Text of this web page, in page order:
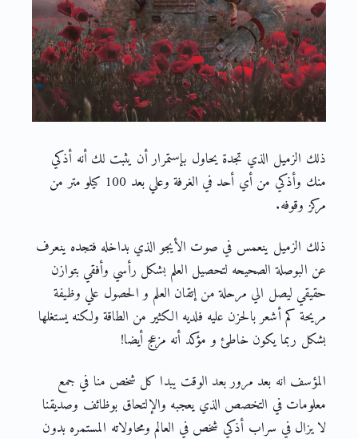
ذلك الزميل الذي تجدة يحاول بإستمرار أن يثبت لك أنه أذكي
منك وأذكي من أي أحد في الغرفة وعلي بعد 100 كيلو متر من
مركز وقوفه.
ذلك الزميل ينعمس في صوت الأيجو الذي بداخله فتجده ينعرف
عن البوصلة الصحيحه لتحصيل العلم بشكل رأسي وأفقي بتوازن
حقيقي ليصل الي مرحلة من إتقان العلم و الحصول علي وظيفة
مريحة كم أشعر بالحزن عليه فلديه الكثير من الطاقة ولكنه يستغلها
بشكل ربما يكون خاطئ و مؤكد أنه مزعج أيضا!
المؤسف انه بعد مرور بعد الوقت يبدا كل شخص منا في جمع
معلومات في التخصص الذي يعجبه والإلتحاق بوظائف وصديقنا
لا يزال في سراب أذكي شخص في العالم ومحاولاته المستمره بدون